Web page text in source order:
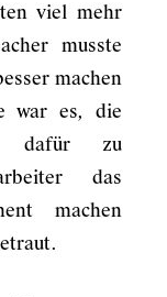
viel mehr
musste
machen
war es, die
dafür zu
das
machen